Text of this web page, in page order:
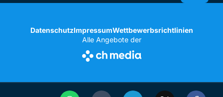
DatenschutzImpressumWettbewerbsrichtlinien
Alle Angebote der